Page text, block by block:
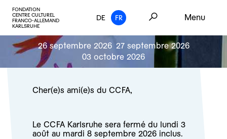
FONDATION
CENTRE CULTUREL
FRANCO-ALLEMAND
KARLSRUHE
DE FR Menu
26 septembre 2026 27 septembre 2026
03 octobre 2026
Cher(e)s ami(e)s du CCFA,
Le CCFA Karlsruhe sera fermé du lundi 3
août au mardi 8 septembre 2026 inclus.